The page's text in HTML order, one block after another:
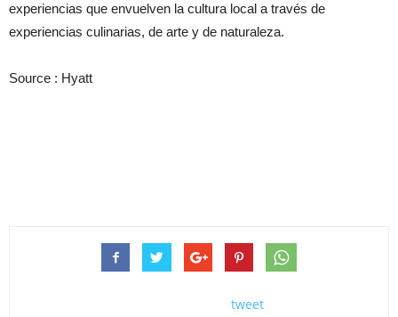
experiencias que envuelven la cultura local a través de
experiencias culinarias, de arte y de naturaleza.
Source : Hyatt
tweet